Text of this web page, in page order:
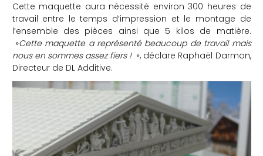
Cette maquette aura nécessité environ 300 heures de
travail entre le temps d’impression et le montage de
l’ensemble des pièces ainsi que 5 kilos de matière.
»Cette maquette a représenté beaucoup de travail mais
nous en sommes assez fiers ! », déclare Raphaël Darmon,
Directeur de DL Additive.